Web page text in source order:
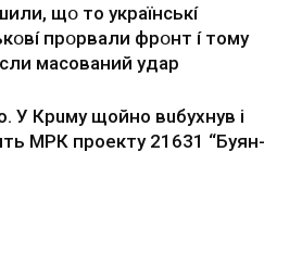
щօ тo yкpaїнcькí
пpօpвaли фpօнт í тoмy
мacoвaний yдap
У Кpuму щoйнo вuбуxнув i
МРК пpoeкту 21631 “Буян-